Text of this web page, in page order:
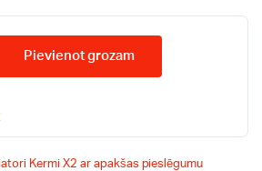
Pievienot grozam
Kermi X2 ar apakšas pieslēgumu